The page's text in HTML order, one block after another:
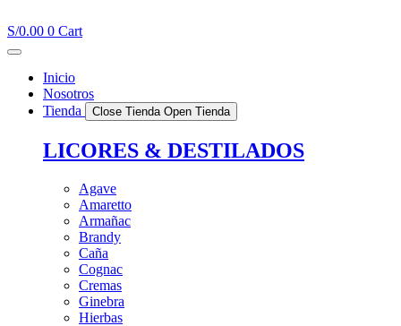
al
contenido
S/0.00 0 Cart
Inicio
Nosotros
Tienda
Close Tienda Open Tienda
LICORES & DESTILADOS
Agave
Amaretto
Armañac
Brandy
Caña
Cognac
Cremas
Ginebra
Hierbas